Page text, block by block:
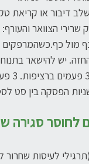
דיבור או קריאת
שרירי הצוואר
מול כף.כשהמרפקים
יש להישאר
הפסקה בין סט
לחוסר סגירה
לעיסות שחרור